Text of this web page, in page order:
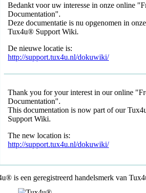
Bedankt voor uw interesse in onze online
Documentation".
Deze documentatie is nu opgenomen in onze
Tux4u® Support Wiki.
De nieuwe locatie is:
http://support.tux4u.nl/dokuwiki/
Thank you for your interest in our online
Documentation".
This documentation is now part of our
Support Wiki.
The new location is:
http://support.tux4u.nl/dokuwiki/
is een geregistreerd handelsmerk van